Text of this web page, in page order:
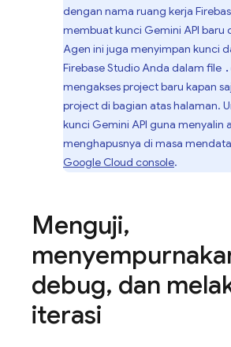
dengan nama ruang kerja
membuat kunci Gemini API baru
Agen ini juga menyimpan kunci
Firebase StudioAnda dalam file
mengakses project baru kapan
project di bagian atas halaman.
kunci Gemini API guna menyalin
menghapusnya di masa
Google Cloud console.
Menguji,
debug, dan
iterasi